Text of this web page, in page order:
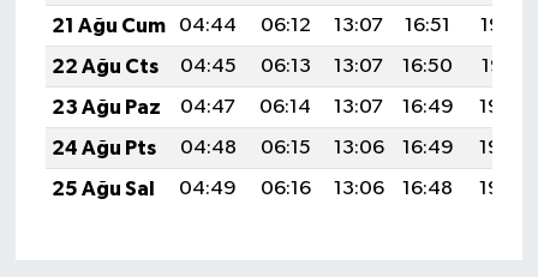
21 Ağu Cum
04:44 06:12 13:07 16:51
19:52
22 Ağu Cts
04:45 06:13 13:07 16:50
19:51
23 Ağu Paz
04:47 06:14 13:07 16:49
19:49
24 Ağu Pts
04:48 06:15 13:06 16:49
19:48
25 Ağu Sal
04:49 06:16 13:06 16:48 19:46